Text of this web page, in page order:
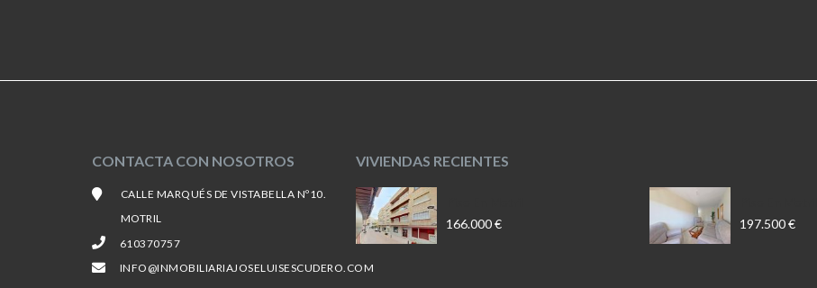
CONTACTA CON NOSOTROS
CALLE MARQUÉS DE VISTABELLA Nº10.
MOTRIL
610370757
INFO@INMOBILIARIAJOSELUISESCUDERO.COM
VIVIENDAS RECIENTES
166.000 €
197.500 €